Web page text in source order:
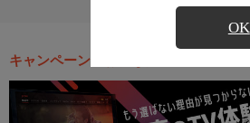
OK
キャンペーン・お得な情報